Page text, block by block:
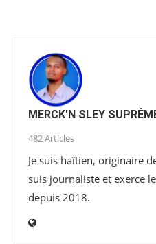
MERCK'N SLEY
482 Articles
Je suis haïtien, originaire
suis journaliste et exerce
depuis 2018.